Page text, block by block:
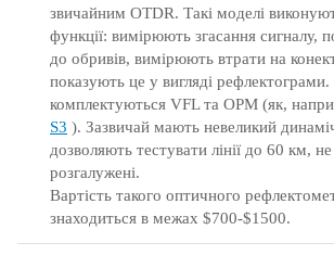
звичайним OTDR. Такі моделі
функції: вимірюють згасання сигналу,
до обривів, вимірюють втрати на
показують це у вигляді рефлектограми.
комплектуються VFL та OPM (як,
S3 ). Зазвичай мають невеликий
дозволяють тестувати лінії до 60 км,
розгалужені.
Вартість такого оптичного
знаходиться в межах $700-$1500.